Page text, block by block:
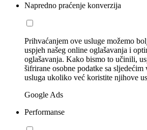
Napredno praćenje konverzija
Prihvaćanjem ove usluge možemo
uspjeh našeg online oglašavanja i
oglašavanja. Kako bismo to učinili,
šifrirane osobne podatke sa
usluga ukoliko već koristite njihove
Google Ads
Performanse